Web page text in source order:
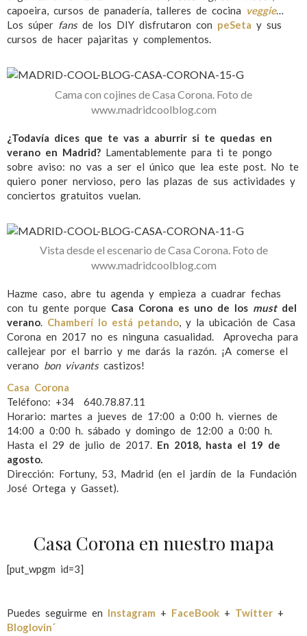
capoeira, cursos de panadería, talleres de cocina veggie…
Los súper fansde los DIY disfrutaron con peSeta y sus
cursos de hacer pajaritas y complementos.
Cama con cojines de Casa Corona. Foto de
www.madridcoolblog.com
¿Todavía dices que te vas a aburrir si te quedas en
verano en Madrid? Lamentablemente para ti te pongo
sobre aviso: no vas a ser el único que lea este post. No te
quiero poner nervioso, pero las plazas de sus actividades y
conciertos gratuitos vuelan.
Vista desde el escenario de Casa Corona. Foto de
www.madridcoolblog.com
Hazme caso, abre tu agenda y empieza a cuadrar fechas
con tu gente porque Casa Corona es uno de los must del
verano. Chamberí lo está petando, y la ubicación de Casa
Corona en 2017 no es ninguna casualidad. Aprovecha para
callejear por el barrio y me darás la razón. ¡A comerse el
verano bon vivantscastizos!
Casa Corona
Teléfono: +34 640.78.87.11
Horario: martes a jueves de 17:00 a 0:00 h. viernes de
14:00 a 0:00 h. sábado y domingo de 12:00 a 0:00 h.
Hasta el 29 de julio de 2017. En 2018, hasta el 19 de
agosto.
Dirección: Fortuny, 53, Madrid (en el jardín de la Fundación
José Ortega y Gasset).
Casa Corona en nuestro mapa
[put_wpgm id=3]
Puedes seguirme en Instagram + FaceBook + Twitter +
Bloglovin´